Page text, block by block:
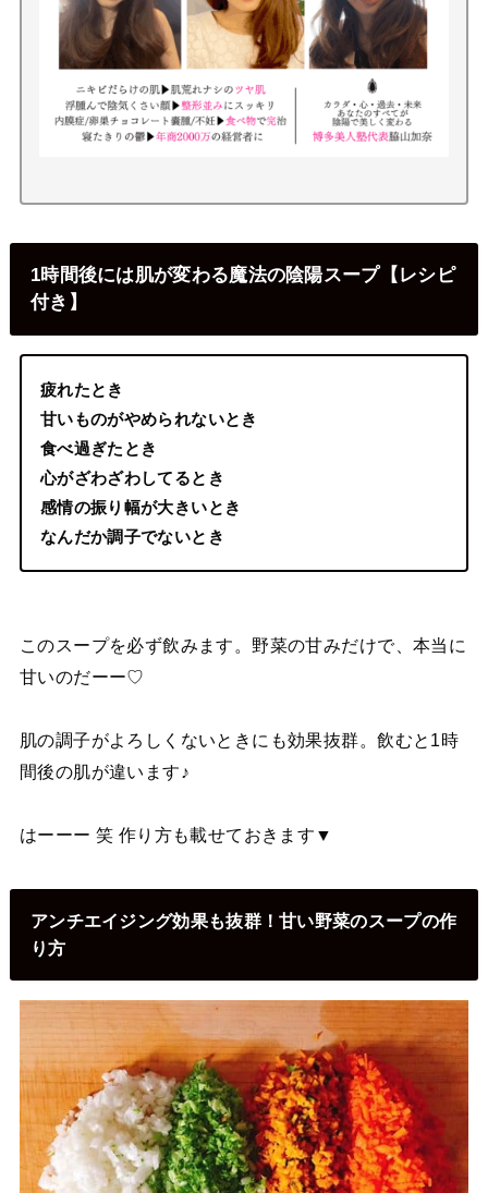
1時間後には肌が変わる魔法の陰陽スープ【レシピ
付き】
疲れたとき
甘いものがやめられないとき
食べ過ぎたとき
心がざわざわしてるとき
感情の振り幅が大きいとき
なんだか調子でないとき
このスープを必ず飲みます。野菜の甘みだけで、本当に
甘いのだーー♡
肌の調子がよろしくないときにも効果抜群。飲むと1時
間後の肌が違います♪
はーーー 笑 作り方も載せておきます▼
アンチエイジング効果も抜群！甘い野菜のスープの作
り方